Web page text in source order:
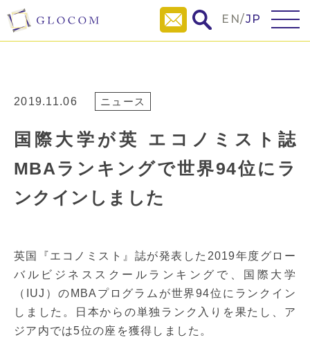
EN/JP
2019.11.06 ニュース
国際大学が英 エコノミスト誌
MBAランキングで世界94位にラ
ンクインしました
英国『エコノミスト』誌が発表した2019年度グロー
バルビジネススクールランキングで、国際大学
（IUJ）のMBAプログラムが世界94位にランクイン
しました。日本からの単独ランク入りを果たし、ア
ジア内では5位の座を獲得しました。